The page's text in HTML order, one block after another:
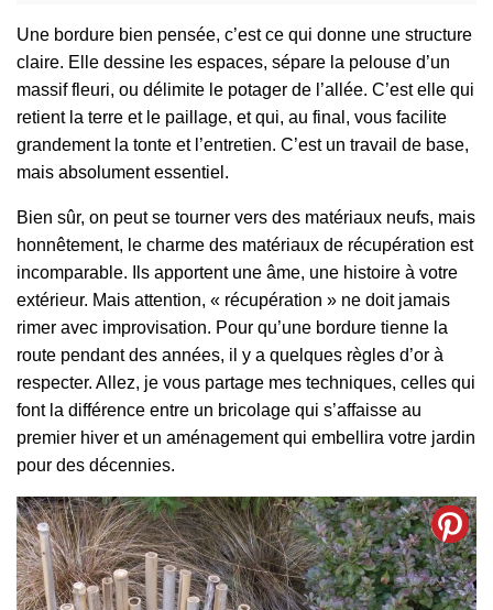
Une bordure bien pensée, c’est ce qui donne une structure
claire. Elle dessine les espaces, sépare la pelouse d’un
massif fleuri, ou délimite le potager de l’allée. C’est elle qui
retient la terre et le paillage, et qui, au final, vous facilite
grandement la tonte et l’entretien. C’est un travail de base,
mais absolument essentiel.
Bien sûr, on peut se tourner vers des matériaux neufs, mais
honnêtement, le charme des matériaux de récupération est
incomparable. Ils apportent une âme, une histoire à votre
extérieur. Mais attention, « récupération » ne doit jamais
rimer avec improvisation. Pour qu’une bordure tienne la
route pendant des années, il y a quelques règles d’or à
respecter. Allez, je vous partage mes techniques, celles qui
font la différence entre un bricolage qui s’affaisse au
premier hiver et un aménagement qui embellira votre jardin
pour des décennies.